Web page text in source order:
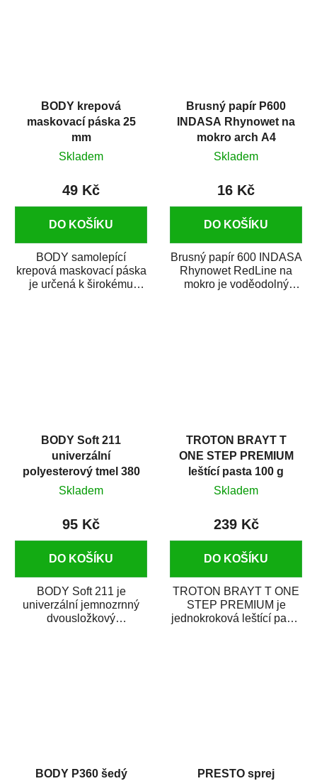
BODY krepová
maskovací páska 25
mm
Skladem
49 Kč
DO KOŠÍKU
BODY samolepící
krepová maskovací páska
je určená k širokému
Brusný papír P600
INDASA Rhynowet na
mokro arch A4
Skladem
16 Kč
DO KOŠÍKU
Brusný papír 600 INDASA
Rhynowet RedLine na
mokro je voděodolný
BODY Soft 211
univerzální
polyesterový tmel 380
g
Skladem
95 Kč
DO KOŠÍKU
BODY Soft 211 je
univerzální jemnozrnný
dvousložkový
TROTON BRAYT T
ONE STEP PREMIUM
leštící pasta 100 g
Skladem
239 Kč
DO KOŠÍKU
TROTON BRAYT T ONE
STEP PREMIUM je
jednokroková leštící pasta
BODY P360 šedý
PRESTO sprej